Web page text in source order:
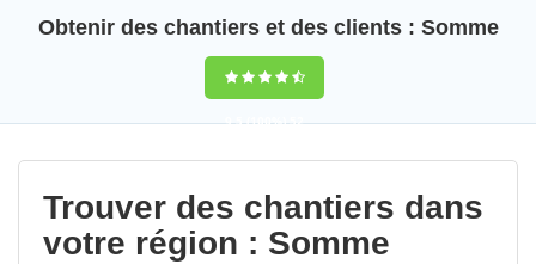
Obtenir des chantiers et des clients : Somme
9,5(100%)52
votes
Trouver des chantiers dans
votre région : Somme